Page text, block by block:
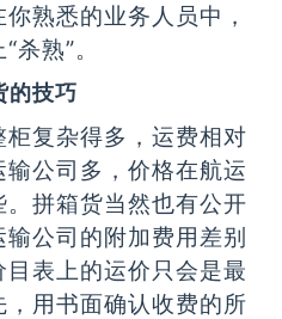
熟悉的业务人员中，
熟”。
的技巧
复杂得多，运费相对
公司多，价格在航运
拼箱货当然也有公开
公司的附加费用差别
表上的运价只会是最
用书面确认收费的所